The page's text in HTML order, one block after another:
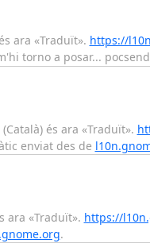
ara «Traduït». https://
torno a posar...
és ara «Traduït».
enviat des de
ara «Traduït». https://
.